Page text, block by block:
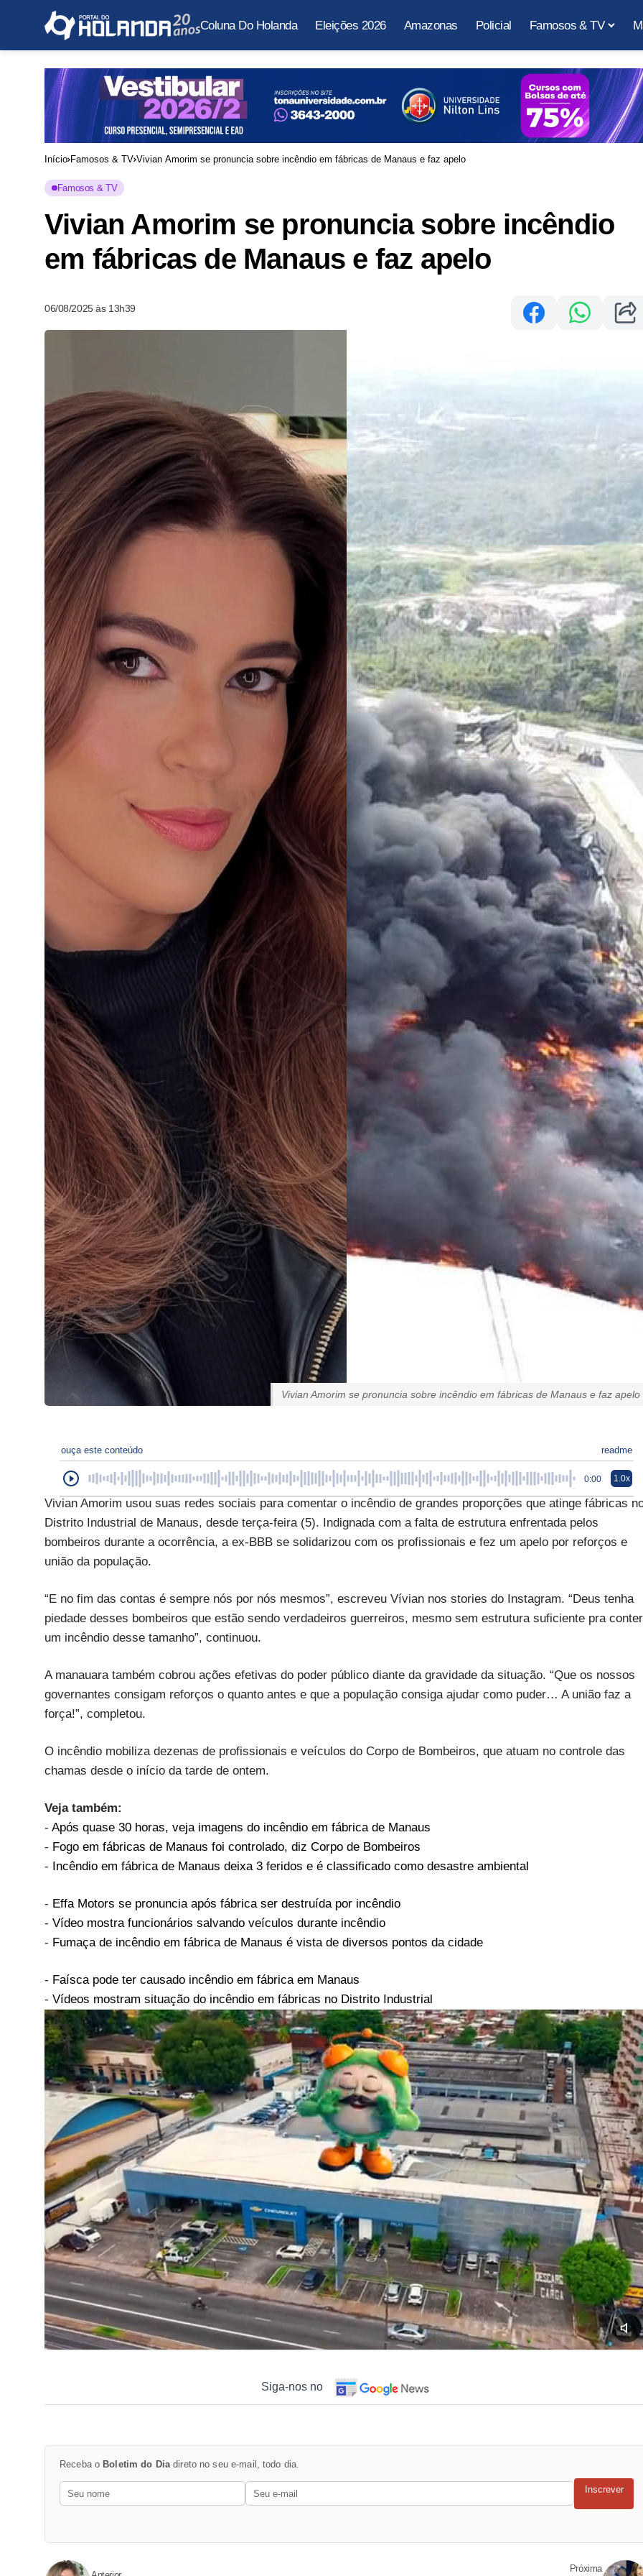
Coluna Do Holanda Eleições 2026 Amazonas Policial Famosos & TV
Início Famosos & TV Vivian Amorim se pronuncia sobre incêndio em fábricas de Manaus e faz apelo
Famosos & TV
Vivian Amorim se pronuncia sobre incêndio
em fábricas de Manaus e faz apelo
06/08/2025 às 13h39
Vivian Amorim se pronuncia sobre incêndio em fábricas de Manaus e faz apelo
ouça este conteúdo readme
0:00 1.0x
Vivian Amorim usou suas redes sociais para comentar o incêndio de grandes proporções que atinge fábricas
Distrito Industrial de Manaus, desde terça-feira (5). Indignada com a falta de estrutura enfrentada pelos
bombeiros durante a ocorrência, a ex-BBB se solidarizou com os profissionais e fez um apelo por reforços e
união da população.
“E no fim das contas é sempre nós por nós mesmos”, escreveu Vívian nos stories do Instagram. “Deus tenha
piedade desses bombeiros que estão sendo verdadeiros guerreiros, mesmo sem estrutura suficiente pra conter
um incêndio desse tamanho”, continuou.
A manauara também cobrou ações efetivas do poder público diante da gravidade da situação. “Que os nossos
governantes consigam reforços o quanto antes e que a população consiga ajudar como puder… A união faz a
força!”, completou.
O incêndio mobiliza dezenas de profissionais e veículos do Corpo de Bombeiros, que atuam no controle das
chamas desde o início da tarde de ontem.
Veja também:
- Após quase 30 horas, veja imagens do incêndio em fábrica de Manaus
- Fogo em fábricas de Manaus foi controlado, diz Corpo de Bombeiros
- ​ Incêndio em fábrica de Manaus deixa 3 feridos e é classificado como desastre ambiental
- Effa Motors se pronuncia após fábrica ser destruída por incêndio
- Vídeo mostra funcionários salvando veículos durante incêndio
- Fumaça de incêndio em fábrica de Manaus é vista de diversos pontos da cidade
- Faísca pode ter causado incêndio em fábrica em Manaus
- Vídeos mostram situação do incêndio em fábricas no Distrito Industrial
Siga-nos no
Receba o Boletim do Diadireto no seu e-mail, todo dia.
Inscrever
Próxima